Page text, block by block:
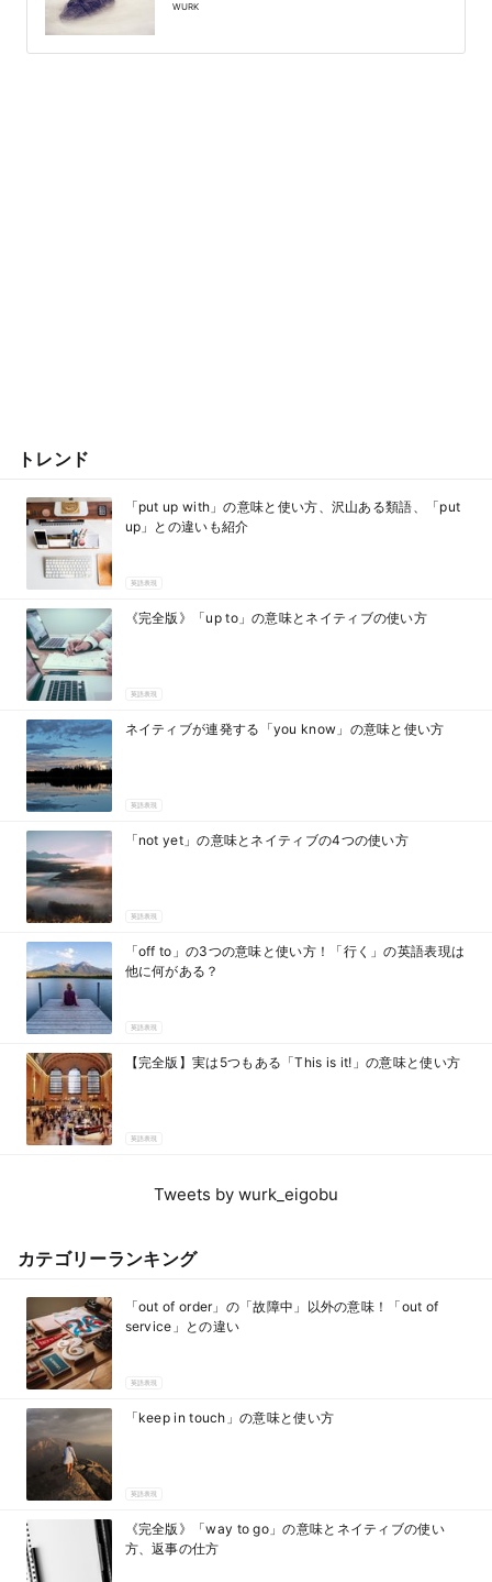
WURK
トレンド
「put up with」の意味と使い方、沢山ある類語、「put
up」との違いも紹介
英語表現
《完全版》「up to」の意味とネイティブの使い方
英語表現
ネイティブが連発する「you know」の意味と使い方
英語表現
「not yet」の意味とネイティブの4つの使い方
英語表現
「off to」の3つの意味と使い方！「行く」の英語表現は
他に何がある？
英語表現
【完全版】実は5つもある「This is it!」の意味と使い方
英語表現
Tweets by wurk_eigobu
カテゴリーランキング
「out of order」の「故障中」以外の意味！「out of
service」との違い
英語表現
「keep in touch」の意味と使い方
英語表現
《完全版》「way to go」の意味とネイティブの使い
方、返事の仕方